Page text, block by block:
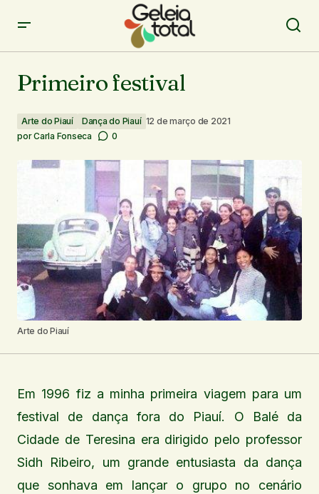
Primeiro festival
Arte do Piauí Dança do Piauí 12 de março de 2021
porCarla Fonseca 0
Arte do Piauí
Em 1996 fiz a minha primeira viagem para um
festival de dança fora do Piauí. O Balé da
Cidade de Teresina era dirigido pelo professor
Sidh Ribeiro, um grande entusiasta da dança
que sonhava em lançar o grupo no cenário